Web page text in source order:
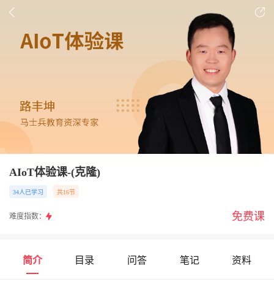
AIoT体验课-(克隆)
34人已学习 共16节
难度指数： 免费课
简介 目录 问答 笔记 资料